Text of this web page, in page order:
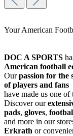
Your American
DOC A SPORTS
American football
Ourpassion for the
of players and fans
have made us one of
Discover our
pads, gloves,
and more in our
Erkrath or